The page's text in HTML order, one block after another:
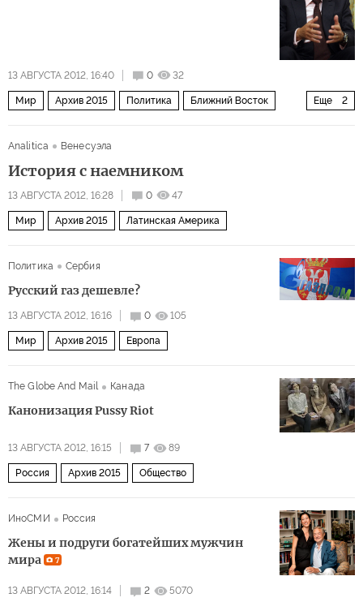
13 АВГУСТА 2012, 16:40 0 32
Еще 2
Мир Архив 2015 Политика Ближний Восток
Analitica
Венесуэла
История с наемником
13 АВГУСТА 2012, 16:28 0 47
Мир Архив 2015 Латинская Америка
Политика Сербия
Русский газ дешевле?
13 АВГУСТА 2012, 16:16 0 105
Мир Архив 2015 Европа
The Globe And Mail Канада
Канонизация Pussy Riot
13 АВГУСТА 2012, 16:15 7 89
Россия Архив 2015 Общество
ИноСМИ Россия
Жены и подруги богатейших мужчин
мира
7
13 АВГУСТА 2012, 16:14 2 5070